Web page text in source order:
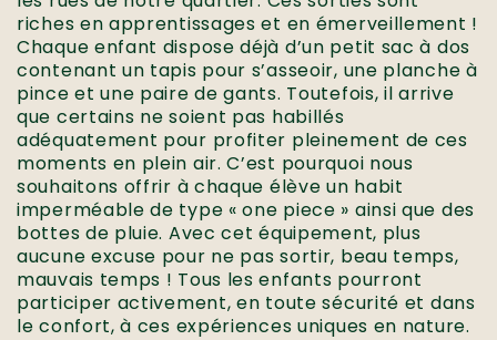
riches en apprentissages et en émerveillement !
Chaque enfant dispose déjà d’un petit sac à dos
contenant un tapis pour s’asseoir, une planche à
pince et une paire de gants. Toutefois, il arrive
que certains ne soient pas habillés
adéquatement pour profiter pleinement de ces
moments en plein air. C’est pourquoi nous
souhaitons offrir à chaque élève un habit
imperméable de type « one piece » ainsi que des
bottes de pluie. Avec cet équipement, plus
aucune excuse pour ne pas sortir, beau temps,
mauvais temps ! Tous les enfants pourront
participer activement, en toute sécurité et dans
le confort, à ces expériences uniques en nature.